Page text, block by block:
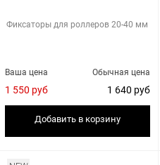
Фиксаторы для роллеров 20-40 мм
Обычная цена
1 640 руб
Ваша цена
1 550 руб
Добавить в корзину